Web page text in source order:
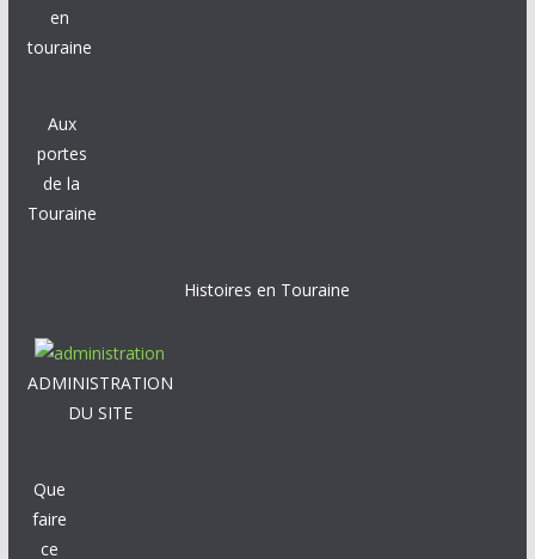
en
touraine
Aux
portes
de la
Touraine
Histoires en Touraine
ADMINISTRATION
DU SITE
Que
faire
ce